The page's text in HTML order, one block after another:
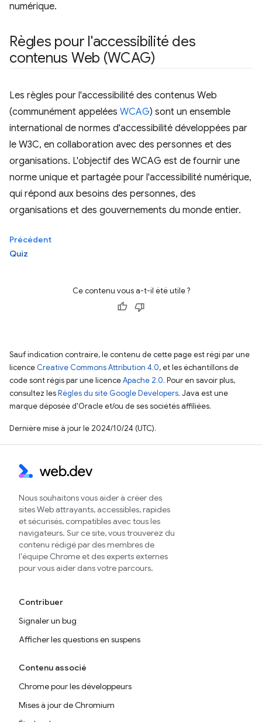
numérique.
Règles pour l'accessibilité des
contenus Web (WCAG)
Les règles pour l'accessibilité des contenus Web
(communément appelées WCAG) sont un ensemble
international de normes d'accessibilité développées par
le W3C, en collaboration avec des personnes et des
organisations. L'objectif des WCAG est de fournir une
norme unique et partagée pour l'accessibilité numérique,
qui répond aux besoins des personnes, des
organisations et des gouvernements du monde entier.
Précédent
Quiz
Ce contenu vous a-t-il été utile ?
Sauf indication contraire, le contenu de cette page est régi par une
licence Creative Commons Attribution 4.0, et les échantillons de
code sont régis par une licenceApache 2.0. Pour en savoir plus,
consultez lesRègles du site Google Developers. Java est une
marque déposée d'Oracle et/ou de ses sociétés affiliées.
Dernière mise à jour le 2024/10/24 (UTC).
Nous souhaitons vous aider à créer des
sites Web attrayants, accessibles, rapides
et sécurisés, compatibles avec tous les
navigateurs. Sur ce site, vous trouverez du
contenu rédigé par des membres de
l'équipe Chrome et des experts externes
pour vous aider dans votre parcours.
Contribuer
Signaler un bug
Afficher les questions en suspens
Contenu associé
Chrome pour les développeurs
Mises à jour de Chromium